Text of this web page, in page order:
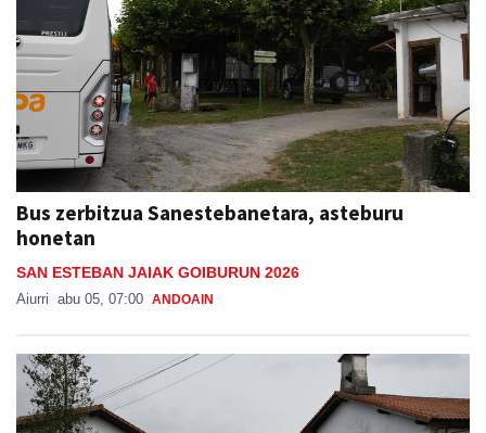
Bus zerbitzua Sanestebanetara, asteburu
honetan
SAN ESTEBAN JAIAK GOIBURUN 2026
Aiurri abu 05, 07:00 ANDOAIN